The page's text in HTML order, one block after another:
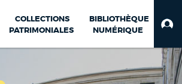
COLLECTIONS
PATRIMONIALES
BIBLIOTHÈQUE
NUMÉRIQUE